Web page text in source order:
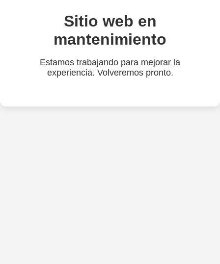
Sitio web en
mantenimiento
Estamos trabajando para mejorar la
experiencia. Volveremos pronto.